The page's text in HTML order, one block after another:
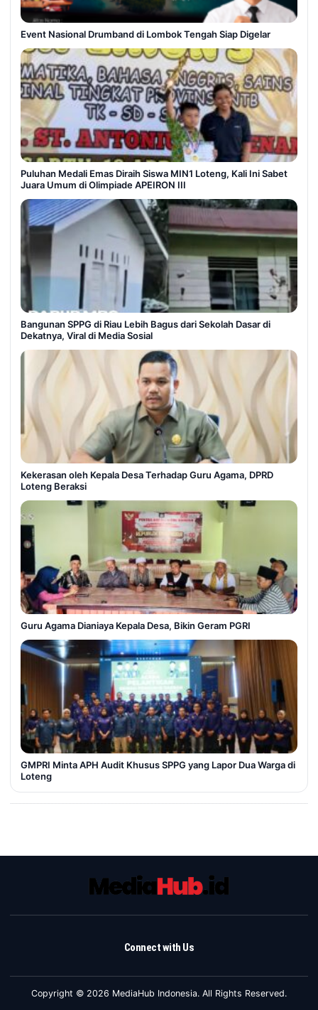
Event Nasional Drumband di Lombok Tengah Siap Digelar
Puluhan Medali Emas Diraih Siswa MIN1 Loteng, Kali Ini Sabet
Juara Umum di Olimpiade APEIRON III
Bangunan SPPG di Riau Lebih Bagus dari Sekolah Dasar di
Dekatnya, Viral di Media Sosial
Kekerasan oleh Kepala Desa Terhadap Guru Agama, DPRD
Loteng Beraksi
Guru Agama Dianiaya Kepala Desa, Bikin Geram PGRI
GMPRI Minta APH Audit Khusus SPPG yang Lapor Dua Warga di
Loteng
Connect with Us
Copyright © 2026 MediaHub Indonesia. All Rights Reserved.